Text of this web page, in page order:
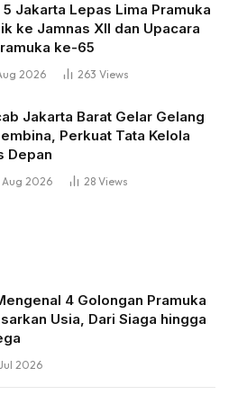
5 Jakarta Lepas Lima Pramuka
ke Jamnas XII dan Upacara
ke-65
2026 263 Views
Jakarta Barat Gelar Gelang
Perkuat Tata Kelola
Depan
2026 28 Views
4 Golongan Pramuka
Usia, Dari Siaga hingga
2026